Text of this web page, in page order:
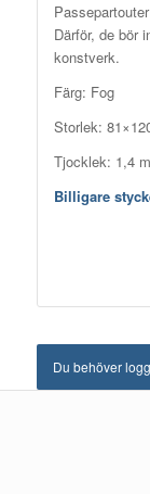
Därför, de bör
konstverk.
Färg: Fog
Storlek:
Tjocklek: 1,4
Billigare
Du behöver